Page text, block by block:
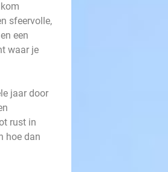
sfeervolle,
een
waar je
jaar door
rust in
hoe dan